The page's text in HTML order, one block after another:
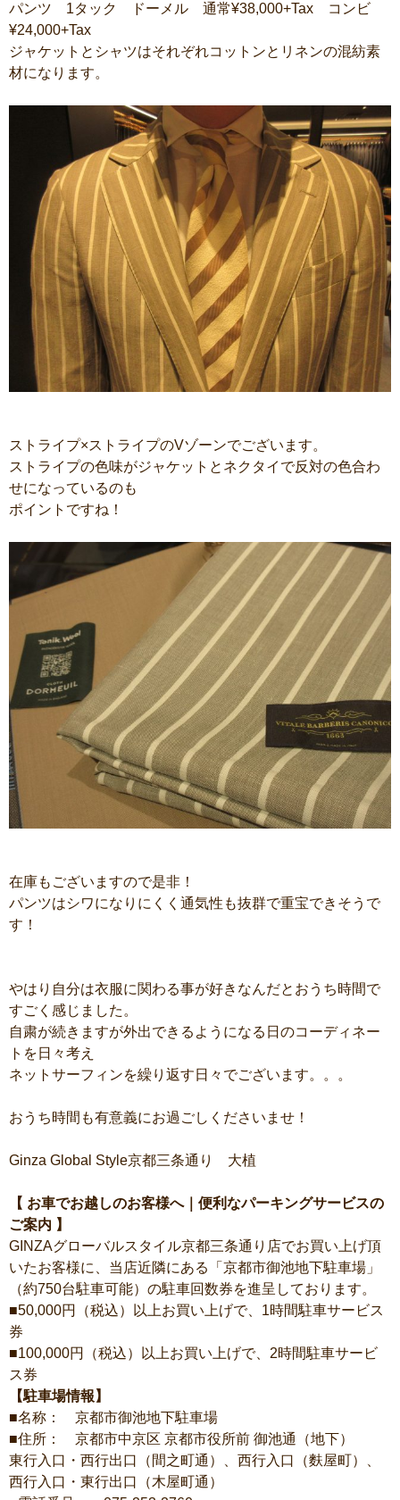
パンツ 1タック ドーメル 通常¥38,000+Tax コンビ
¥24,000+Tax
ジャケットとシャツはそれぞれコットンとリネンの混紡素
材になります。
ストライプ×ストライプのVゾーンでございます。
ストライプの色味がジャケットとネクタイで反対の色合わ
せになっているのも
ポイントですね！
在庫もございますので是非！
パンツはシワになりにくく通気性も抜群で重宝できそうで
す！
やはり自分は衣服に関わる事が好きなんだとおうち時間で
すごく感じました。
自粛が続きますが外出できるようになる日のコーディネー
トを日々考え
ネットサーフィンを繰り返す日々でございます。。。
おうち時間も有意義にお過ごしくださいませ！
Ginza Global Style京都三条通り 大植
【 お車でお越しのお客様へ｜便利なパーキングサービスの
ご案内 】
GINZAグローバルスタイル京都三条通り店でお買い上げ頂
いたお客様に、当店近隣にある「京都市御池地下駐車場」
（約750台駐車可能）の駐車回数券を進呈しております。
■50,000円（税込）以上お買い上げで、1時間駐車サービス
券
■100,000円（税込）以上お買い上げで、2時間駐車サービ
ス券
【駐車場情報】
■名称： 京都市御池地下駐車場
■住所： 京都市中京区 京都市役所前 御池通（地下）
東行入口・西行出口（間之町通）、西行入口（麩屋町）、
西行入口・東行出口（木屋町通）